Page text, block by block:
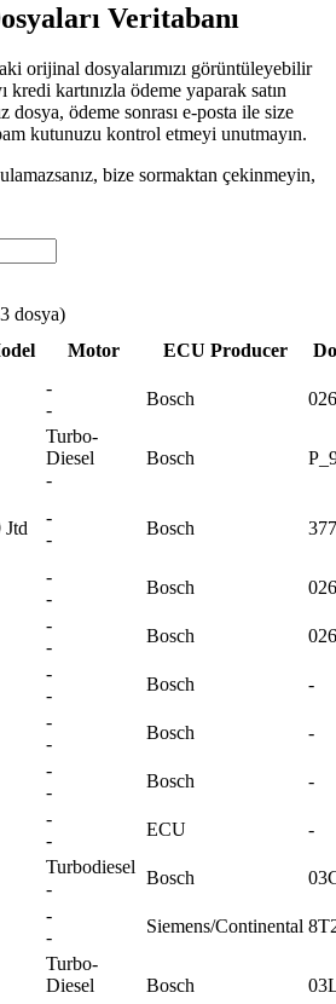
Veritabanı
orijinal dosyalarımızı görüntüleyebilir
kredi kartınızla ödeme yaparak satın
dosya, ödeme sonrası e-posta ile size
kutunuzu kontrol etmeyi unutmayın.
bize sormaktan çekinmeyin,
dosya)
Motor ECU Producer
-
-
Bosch
Turbo-
Diesel
-
Bosch
Jtd
-
-
Bosch
-
-
Bosch
-
-
Bosch
-
-
Bosch
-
-
-
Bosch
-
-
-
Bosch
-
-
-
ECU
-
Turbodiesel
-
Bosch
-
-
Siemens/Continental
Turbo-
Diesel
Bosch